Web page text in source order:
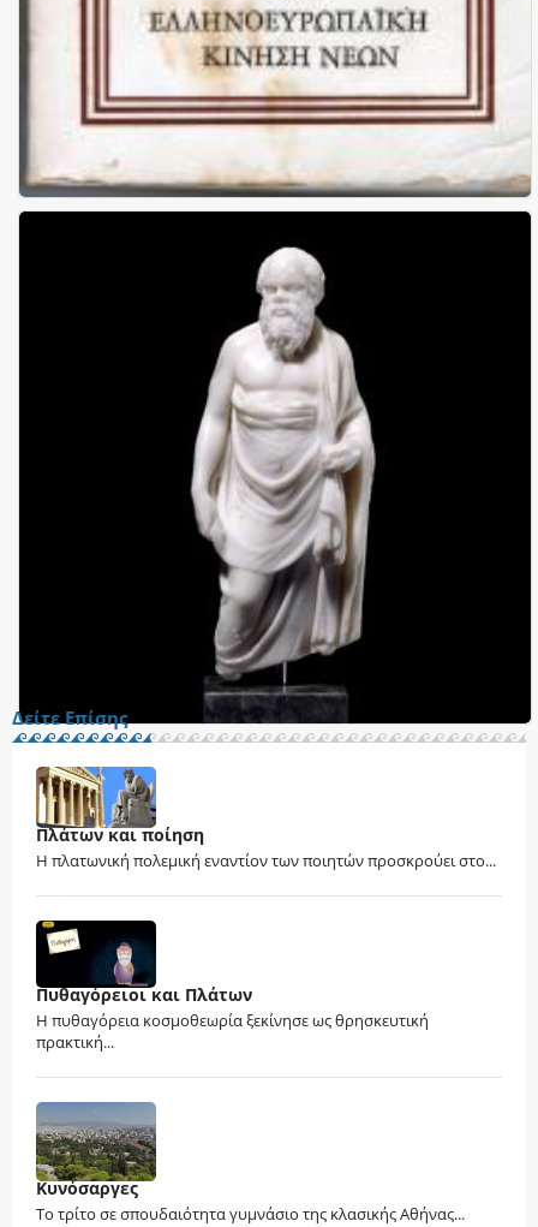
Δείτε Επίσης
Πλάτων και ποίηση
Η πλατωνική πολεμική εναντίον των ποιητών προσκρούει στο...
Πυθαγόρειοι και Πλάτων
Η πυθαγόρεια κοσμοθεωρία ξεκίνησε ως θρησκευτική
πρακτική...
Κυνόσαργες
Το τρίτο σε σπουδαιότητα γυμνάσιο της κλασικής Αθήνας...